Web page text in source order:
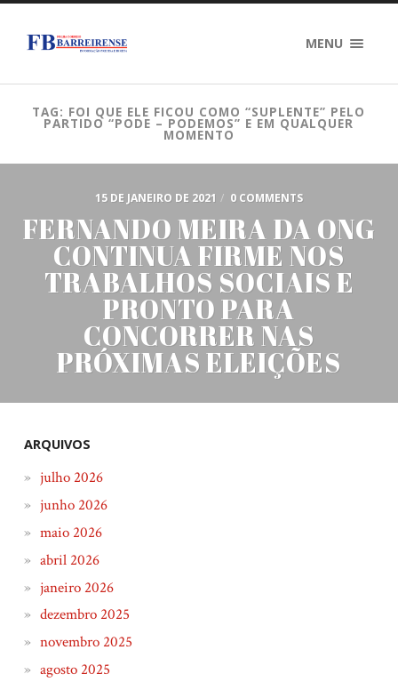
MENU
TAG: FOI QUE ELE FICOU COMO “SUPLENTE” PELO
PARTIDO “PODE – PODEMOS” E EM QUALQUER
MOMENTO
15 DE JANEIRO DE 2021 / 0 COMMENTS
FERNANDO MEIRA DA ONG
CONTINUA FIRME NOS
TRABALHOS SOCIAIS E
PRONTO PARA
CONCORRER NAS
PRÓXIMAS ELEIÇÕES
ARQUIVOS
julho 2026
junho 2026
maio 2026
abril 2026
janeiro 2026
dezembro 2025
novembro 2025
agosto 2025